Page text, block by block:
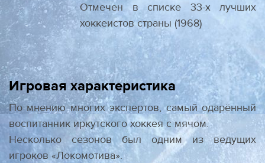
Отмечен в списке 33-х лучших
хоккеистов страны (1968)
Игровая характеристика
По мнению многих экспертов, самый одарённый
воспитанник иркутского хоккея с мячом.
Несколько сезонов был одним из ведущих
игроков «Локомотива».